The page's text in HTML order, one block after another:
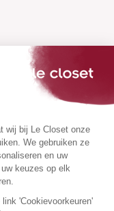
wij bij Le Closet onze
We gebruiken ze
en uw
keuzes op elk
'Cookievoorkeuren'